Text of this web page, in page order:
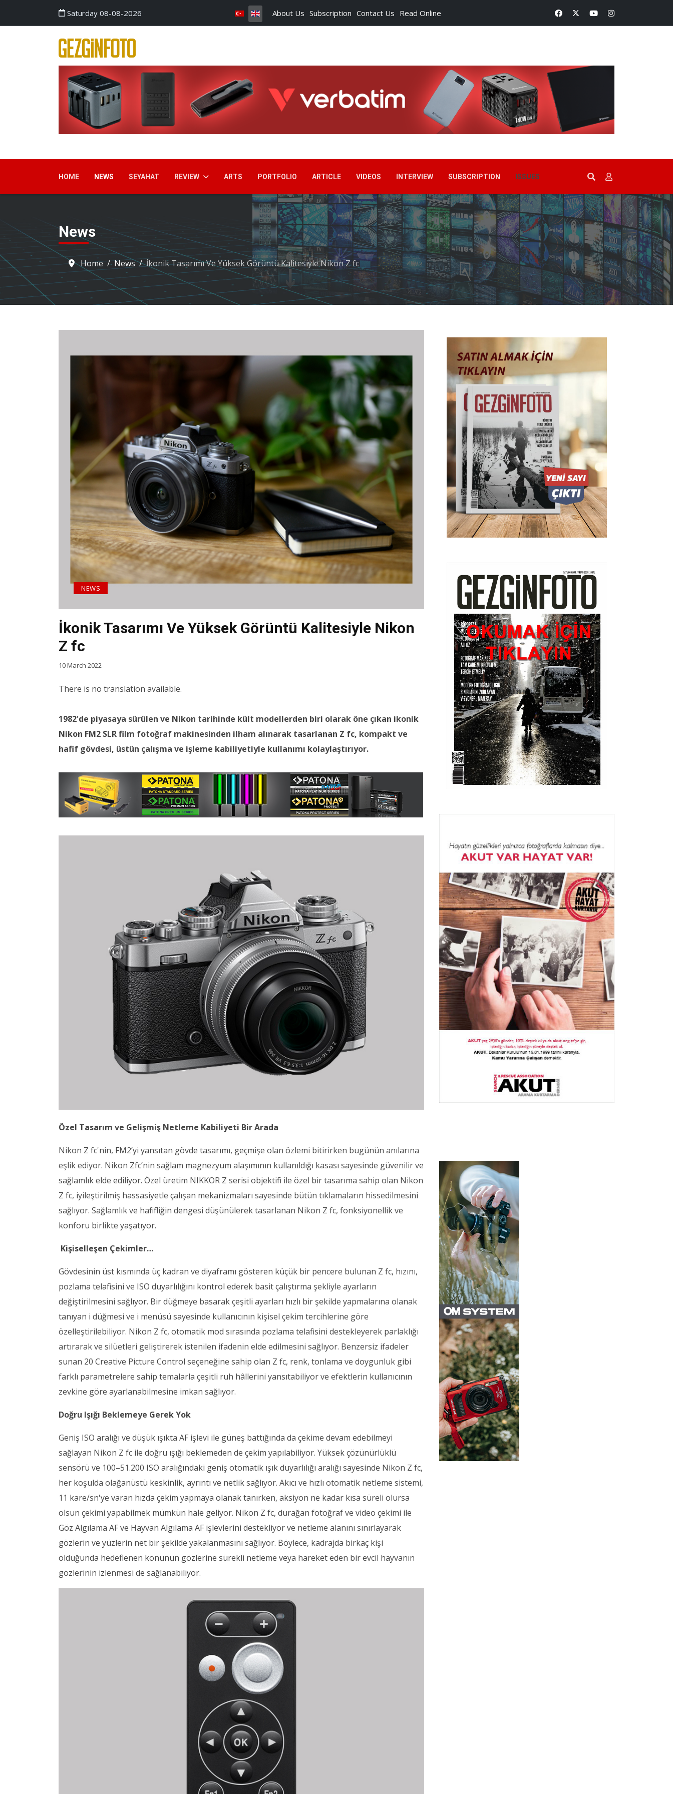
Saturday 08-08-2026 About Us Subscription Contact Us Read Online
HOME NEWS SEYAHAT REVIEW ARTS PORTFOLIO ARTICLE VIDEOS INTERVIEW SUBSCRIPTION ISSUES
News
Home News İkonik Tasarımı Ve Yüksek Görüntü Kalitesiyle Nikon Z fc
İkonik Tasarımı Ve Yüksek Görüntü Kalitesiyle Nikon
Z fc
NEWS
10 March 2022
There is no translation available.
1982'de piyasaya sürülen ve Nikon tarihinde kült modellerden biri olarak öne çıkan ikonik
Nikon FM2 SLR film fotoğraf makinesinden ilham alınarak tasarlanan Z fc, kompakt ve
hafif gövdesi, üstün çalışma ve işleme kabiliyetiyle kullanımı kolaylaştırıyor.
Özel Tasarım ve Gelişmiş Netleme Kabiliyeti Bir Arada
Nikon Z fc'nin, FM2’yi yansıtan gövde tasarımı, geçmişe olan özlemi bitirirken bugünün anılarına
eşlik ediyor. Nikon Zfc’nin sağlam magnezyum alaşımının kullanıldığı kasası sayesinde güvenilir ve
sağlamlık elde ediliyor. Özel üretim NIKKOR Z serisi objektifi ile özel bir tasarıma sahip olan Nikon
Z fc, iyileştirilmiş hassasiyetle çalışan mekanizmaları sayesinde bütün tıklamaların hissedilmesini
sağlıyor. Sağlamlık ve hafifliğin dengesi düşünülerek tasarlanan Nikon Z fc, fonksiyonellik ve
konforu birlikte yaşatıyor.
Kişiselleşen Çekimler…
Gövdesinin üst kısmında üç kadran ve diyaframı gösteren küçük bir pencere bulunan Z fc, hızını,
pozlama telafisini ve ISO duyarlılığını kontrol ederek basit çalıştırma şekliyle ayarların
değiştirilmesini sağlıyor. Bir düğmeye basarak çeşitli ayarları hızlı bir şekilde yapmalarına olanak
tanıyan i düğmesi ve i menüsü sayesinde kullanıcının kişisel çekim tercihlerine göre
özelleştirilebiliyor. Nikon Z fc, otomatik mod sırasında pozlama telafisini destekleyerek parlaklığı
artırarak ve silüetleri geliştirerek istenilen ifadenin elde edilmesini sağlıyor. Benzersiz ifadeler
sunan 20 Creative Picture Control seçeneğine sahip olan Z fc, renk, tonlama ve doygunluk gibi
farklı parametrelere sahip temalarla çeşitli ruh hâllerini yansıtabiliyor ve efektlerin kullanıcının
zevkine göre ayarlanabilmesine imkan sağlıyor.
Doğru Işığı Beklemeye Gerek Yok
Geniş ISO aralığı ve düşük ışıkta AF işlevi ile güneş battığında da çekime devam edebilmeyi
sağlayan Nikon Z fc ile doğru ışığı beklemeden de çekim yapılabiliyor. Yüksek çözünürlüklü
sensörü ve 100–51.200 ISO aralığındaki geniş otomatik ışık duyarlılığı aralığı sayesinde Nikon Z fc,
her koşulda olağanüstü keskinlik, ayrıntı ve netlik sağlıyor. Akıcı ve hızlı otomatik netleme sistemi,
11 kare/sn'ye varan hızda çekim yapmaya olanak tanırken, aksiyon ne kadar kısa süreli olursa
olsun çekimi yapabilmek mümkün hale geliyor. Nikon Z fc, durağan fotoğraf ve video çekimi ile
Göz Algılama AF ve Hayvan Algılama AF işlevlerini destekliyor ve netleme alanını sınırlayarak
gözlerin ve yüzlerin net bir şekilde yakalanmasını sağlıyor. Böylece, kadrajda birkaç kişi
olduğunda hedeflenen konunun gözlerine sürekli netleme veya hareket eden bir evcil hayvanın
gözlerinin izlenmesi de sağlanabiliyor.